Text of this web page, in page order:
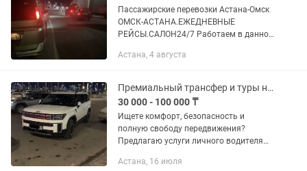
Пассажирские перевозки Астана-Омск
ОМСК-АСТАНА.ЕЖЕДНЕВНЫЕ
РЕЙСЫ.САЛОН24/7 Работаем в данной
Комфортные минивэны 5-6 мест, есть
запчастей,...
Астана, 4 августа
Премиальный трансфер и туры на Hyundai Santa fe / Весь день с вами
30 000 - 100 000 ₸
Ищете комфорт, безопасность и
полную свободу передвижения?
Предлагаю услуги личного водителя
загородных экскурсий и трансферов на
Астана, 16 июля